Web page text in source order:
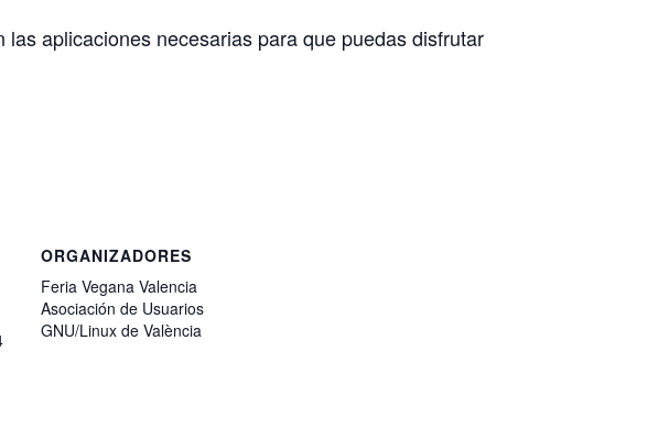
aplicaciones necesarias para que puedas disfrutar
ORGANIZADORES
Feria Vegana Valencia
Asociación de Usuarios
GNU/Linux de València